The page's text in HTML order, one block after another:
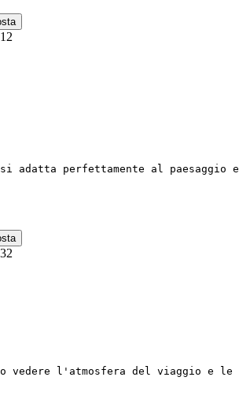
si adatta perfettamente al
vedere l'atmosfera del viaggio e le